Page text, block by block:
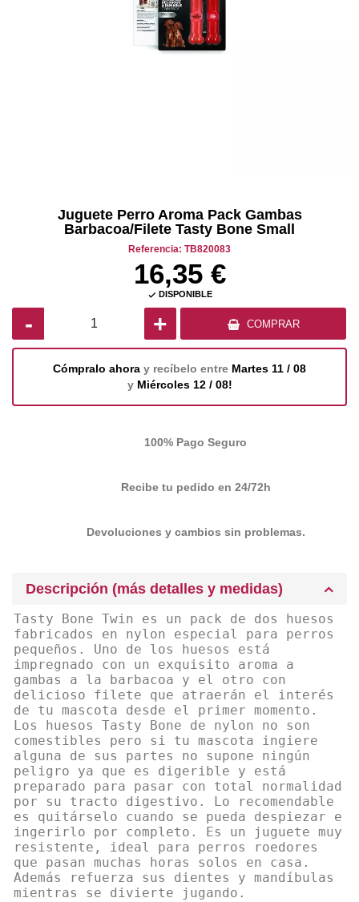
Juguete Perro Aroma Pack Gambas
Barbacoa/Filete Tasty Bone Small
Referencia: TB820083
16,35 €
 DISPONIBLE
- + COMPRAR
Cómpralo ahora y recíbelo entre Martes 11 / 08
y Miércoles 12 / 08!
100% Pago Seguro
Recibe tu pedido en 24/72h
Devoluciones y cambios sin problemas.
Descripción (más detalles y medidas)
Tasty Bone Twin es un pack de dos huesos
fabricados en nylon especial para perros
pequeños. Uno de los huesos está
impregnado con un exquisito aroma a
gambas a la barbacoa y el otro con
delicioso filete que atraerán el interés
de tu mascota desde el primer momento.
Los huesos Tasty Bone de nylon no son
comestibles pero si tu mascota ingiere
alguna de sus partes no supone ningún
peligro ya que es digerible y está
preparado para pasar con total normalidad
por su tracto digestivo. Lo recomendable
es quitárselo cuando se pueda despiezar e
ingerirlo por completo. Es un juguete muy
resistente, ideal para perros roedores
que pasan muchas horas solos en casa.
Además refuerza sus dientes y mandíbulas
mientras se divierte jugando.